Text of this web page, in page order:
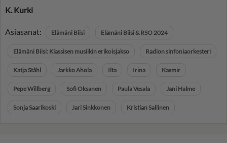
K. Kurki
Asiasanat: Elämäni Biisi Elämäni Biisi & RSO 2024
Elämäni Biisi: Klassisen musiikin erikoisjakso Radion sinfoniaorkesteri
Katja Ståhl Jarkko Ahola Ilta Irina Kasmir
Pepe Willberg Sofi Oksanen Paula Vesala Jani Halme
Sonja Saarikoski Jari Sinkkonen Kristian Sallinen